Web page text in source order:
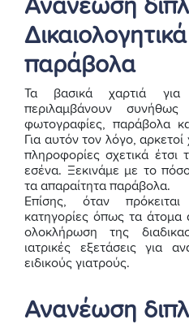
Ανανέωση
παράβολα
Τα βασικά χαρτιά για
περιλαμβάνουν συνήθως
φωτογραφίες, παράβολα
Για αυτόν τον λόγο,
πληροφορίες σχετικά
εσένα. Ξεκινάμε με το
τα απαραίτητα παράβολα.
Επίσης, όταν πρόκειται
κατηγορίες όπως τα
ολοκλήρωση της
ιατρικές εξετάσεις για
ειδικούς γιατρούς.
Ανανέωση